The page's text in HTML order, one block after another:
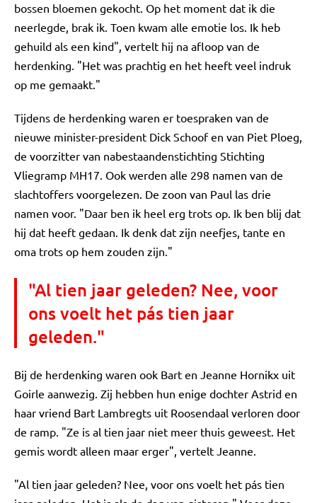
bossen bloemen gekocht. Op het moment dat ik die
neerlegde, brak ik. Toen kwam alle emotie los. Ik heb
gehuild als een kind", vertelt hij na afloop van de
herdenking. "Het was prachtig en het heeft veel indruk
op me gemaakt."
Tijdens de herdenking waren er toespraken van de
nieuwe minister-president Dick Schoof en van Piet Ploeg,
de voorzitter van nabestaandenstichting Stichting
Vliegramp MH17. Ook werden alle 298 namen van de
slachtoffers voorgelezen. De zoon van Paul las drie
namen voor. "Daar ben ik heel erg trots op. Ik ben blij dat
hij dat heeft gedaan. Ik denk dat zijn neefjes, tante en
oma trots op hem zouden zijn."
"Al tien jaar geleden? Nee, voor
ons voelt het pás tien jaar
geleden."
Bij de herdenking waren ook Bart en Jeanne Hornikx uit
Goirle aanwezig. Zij hebben hun enige dochter Astrid en
haar vriend Bart Lambregts uit Roosendaal verloren door
de ramp. "Ze is al tien jaar niet meer thuis geweest. Het
gemis wordt alleen maar erger", vertelt Jeanne.
"Al tien jaar geleden? Nee, voor ons voelt het pás tien